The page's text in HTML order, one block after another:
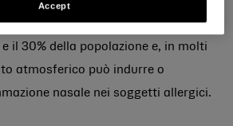
il mondo, la riniteallergica
il 30% della popolazione e, in molti
atmosferico può indurre o
nasale nei soggetti allergici.
Accept